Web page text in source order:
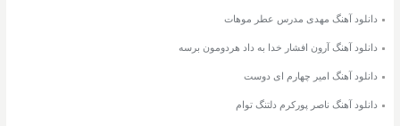
دانلود آهنگ مهدی مدرس عطر موهات
دانلود آهنگ آرون افشار خدا به داد هردومون برسه
دانلود آهنگ امیر چهارم ای دوست
دانلود آهنگ ناصر پورکرم دلتنگ توام